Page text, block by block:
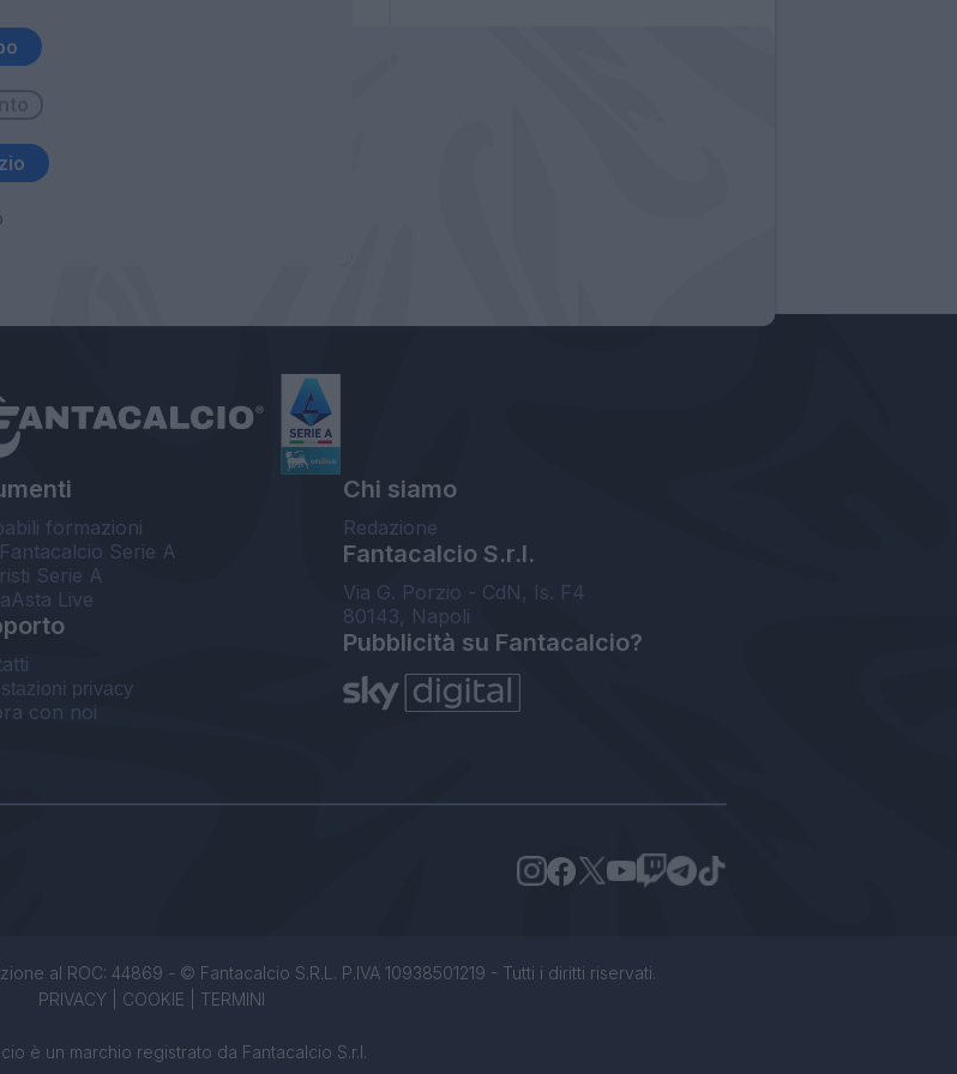
formazioni
Serie A
Serie A
Live
privacy
con noi
Chi siamo
Redazione
Fantacalcio S.r.l.
Via G. Porzio - CdN, Is. F4
80143, Napoli
Pubblicità su Fantacalcio?
al ROC: 44869 - © Fantacalcio S.R.L. P.IVA 10938501219 - Tutti i diritti riservati.
PRIVACY| COOKIE TERMINI
è un marchio registrato da Fantacalcio S.r.l.